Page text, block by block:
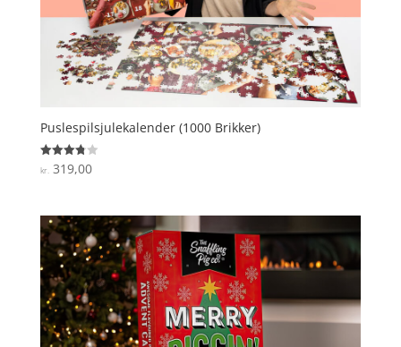
Puslespilsjulekalender (1000 Brikker)
Vurderet
3.8
kr.319,00